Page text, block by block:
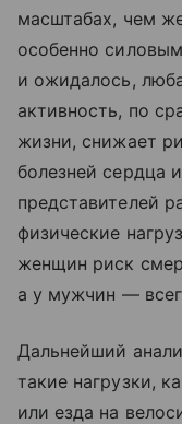
масштабах, чем
особенно
и ожидалось,
активность, по
жизни, снижает
болезней сердца
представителей
физические
женщин риск
а у мужчин —
Дальнейший
такие нагрузки,
или езда на